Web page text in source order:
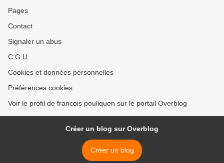
Pages
Contact
Signaler un abus
C.G.U.
Cookies et données personnelles
Préférences cookies
Voir le profil de francois pouliquen sur le portail Overblog
Créer un blog sur Overblog
Créer un blog